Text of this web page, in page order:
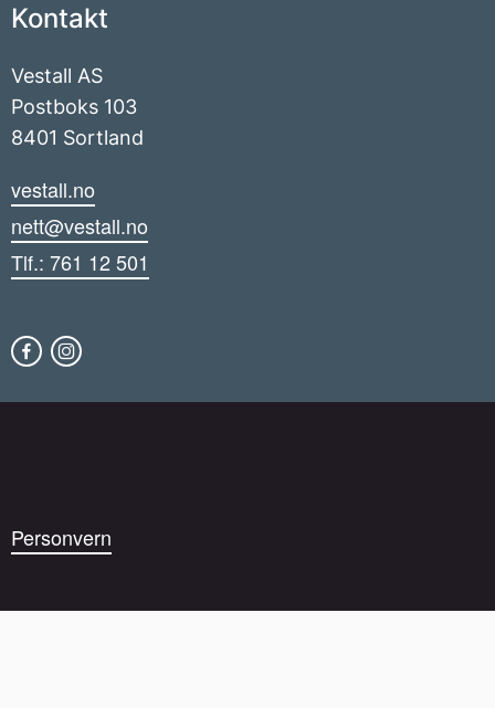
Kontakt
Vestall AS
Postboks 103
8401 Sortland
vestall.no
nett@vestall.no
Tlf.: 761 12 501
Personvern